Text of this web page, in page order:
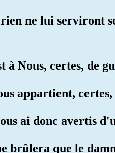
ne lui serviront
à Nous, certes, de
appartient,
ai donc avertis
brûlera que le